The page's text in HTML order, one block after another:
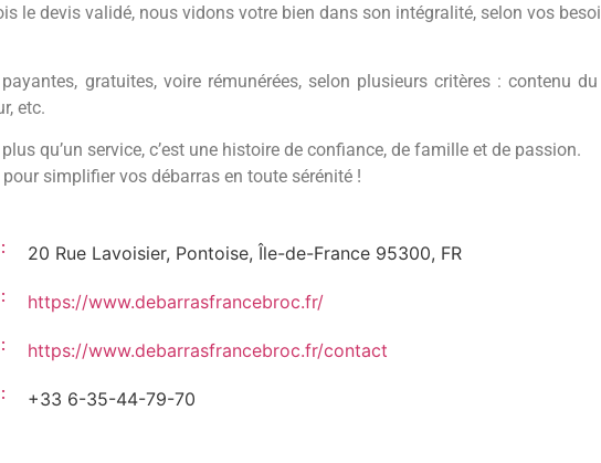
le devis validé, nous vidons votre bien dans son intégralité, selon vos
gratuites, voire rémunérées, selon plusieurs critères : contenu
etc.
qu’un service, c’est une histoire de confiance, de famille et de passion.
simplifier vos débarras en toute sérénité !
20 Rue Lavoisier, Pontoise, Île-de-France 95300, FR
https://www.debarrasfrancebroc.fr/
https://www.debarrasfrancebroc.fr/contact
+33 6-35-44-79-70